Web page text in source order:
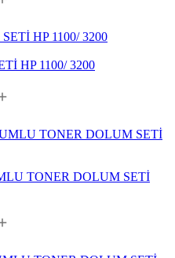
HP 1100/ 3200
TONER DOLUM SETİ